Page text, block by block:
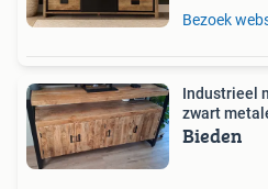
Bezoek
Industrieel
zwart
Bieden